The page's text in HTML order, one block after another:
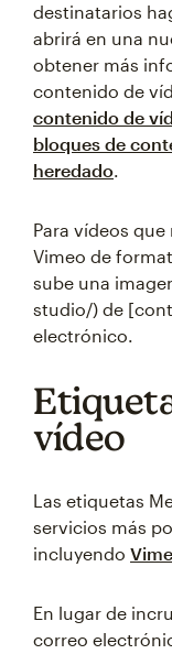
destinatarios
abrirá en una
obtener más
contenido de
contenido de
bloques de
heredado.
Para vídeos
Vimeo de
sube una
studio/) de
electrónico.
vídeo
Las etiquetas
servicios más
incluyendo
En lugar de
correo